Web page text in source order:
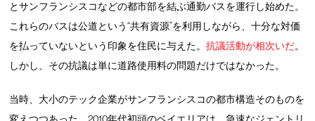
とサンフランシスコなどの都市部を結ぶ通勤バスを運行し始めた。
これらのバスは公道という“共有資源”を利用しながら、十分な対価
を払っていないという印象を住民に与えた。抗議活動が相次いだ。
しかし、その抗議は単に道路使用料の問題だけではなかった。
当時、大小のテック企業がサンフランシスコの都市構造そのものを